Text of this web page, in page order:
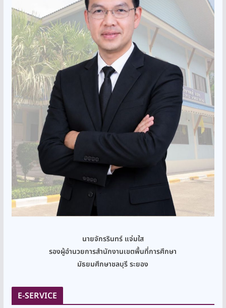
นายจักรรินทร์ แจ่มใส
รองผู้อำนวยการสำนักงานเขตพื้นที่การศึกษา
มัธยมศึกษาชลบุรี ระยอง
E-SERVICE